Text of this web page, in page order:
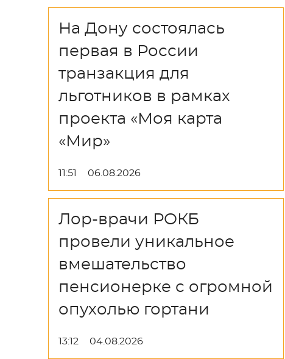
На Дону состоялась
первая в России
транзакция для
льготников в рамках
проекта «Моя карта
«Мир»
11:51 06.08.2026
Лор-врачи РОКБ
провели уникальное
вмешательство
пенсионерке с огромной
опухолью гортани
13:12 04.08.2026